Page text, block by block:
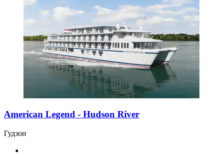
American Legend - Hudson River
Гудзон